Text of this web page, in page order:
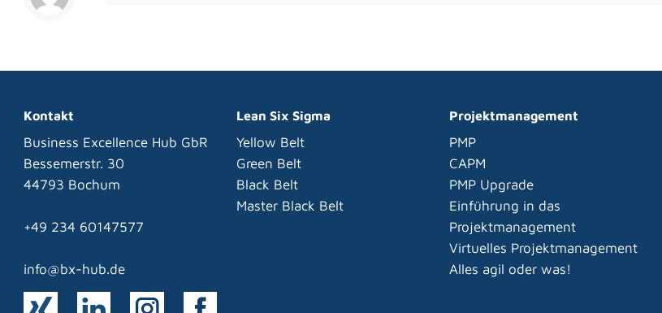
Kontakt
Business Excellence Hub GbR
Bessemerstr. 30
44793 Bochum
+49 234 60147577
info@bx-hub.de
Lean Six Sigma
Yellow Belt
Green Belt
Black Belt
Master Black Belt
Projektmanagement
PMP
CAPM
PMP Upgrade
Einführung in das
Projektmanagement
Virtuelles Projektmanagement
Alles agil oder was!